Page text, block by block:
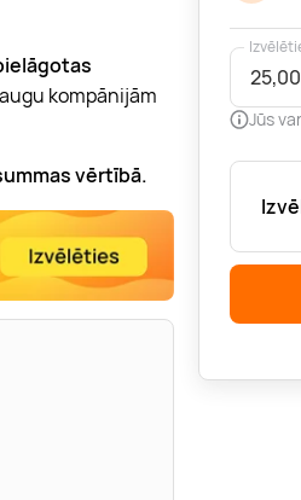
Jūs
kompānijām
vērtībā.